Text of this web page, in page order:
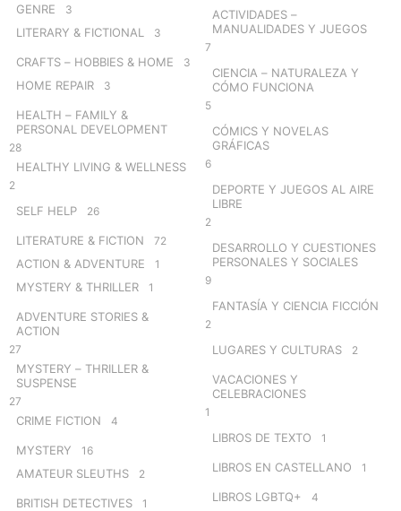
GENRE 3
LITERARY & FICTIONAL 3
CRAFTS – HOBBIES & HOME 3
HOME REPAIR 3
HEALTH – FAMILY &
PERSONAL DEVELOPMENT
28
HEALTHY LIVING & WELLNESS
2
SELF HELP 26
LITERATURE & FICTION 72
ACTION & ADVENTURE 1
MYSTERY & THRILLER 1
ADVENTURE STORIES &
ACTION
27
MYSTERY – THRILLER &
SUSPENSE
27
CRIME FICTION 4
MYSTERY 16
AMATEUR SLEUTHS 2
BRITISH DETECTIVES 1
ACTIVIDADES –
MANUALIDADES Y JUEGOS
7
CIENCIA – NATURALEZA Y
CÓMO FUNCIONA
5
CÓMICS Y NOVELAS
GRÁFICAS
6
DEPORTE Y JUEGOS AL AIRE
LIBRE
2
DESARROLLO Y CUESTIONES
PERSONALES Y SOCIALES
9
FANTASÍA Y CIENCIA FICCIÓN
2
LUGARES Y CULTURAS 2
VACACIONES Y
CELEBRACIONES
1
LIBROS DE TEXTO 1
LIBROS EN CASTELLANO 1
LIBROS LGBTQ+ 4